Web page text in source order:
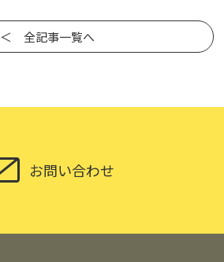
＜ 全記事一覧へ
お問い合わせ